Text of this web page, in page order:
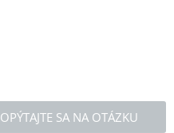
OPÝTAJTE SA NA OTÁZKU